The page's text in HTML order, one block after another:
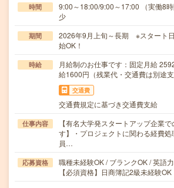
時間
9:00～18:00/9:00～17:00 （実働8
少
期間
2026年9月上旬～長期 ※スタート
始OK！
時給
月給制のお仕事です：固定月給
給1600円（残業代・交通費は別途支
交通費
交通費規定に基づき交通費支給
仕事内容
【有名大学発スタートアップ企業
す】・プロジェクトに関わる経費
員…
応募資格
職種未経験OK / ブランクOK / 英語
【必須資格】日商簿記2級未経験OK